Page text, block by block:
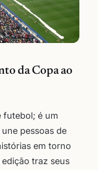
da Copa ao
futebol; é um
pessoas de
em torno
traz seus